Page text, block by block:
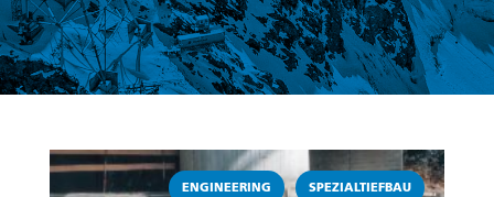
ENGINEERING , SPEZIALTIEFBAU
Weiterlesen